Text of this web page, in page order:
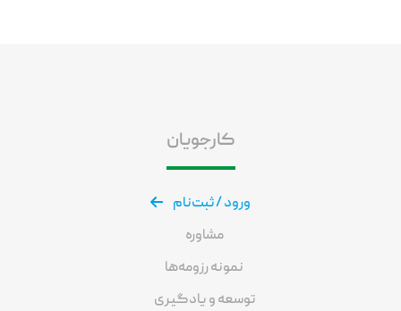
کارجویان
ورود / ثبت‌نام
مشاوره
نمونه رزومه‌ها
توسعه و یادگیری